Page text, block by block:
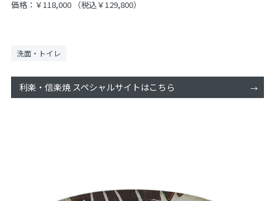
価格：￥118,000
（税込￥129,800）
洗面・トイレ
利楽・信楽焼 スペシャルサイトはこちら